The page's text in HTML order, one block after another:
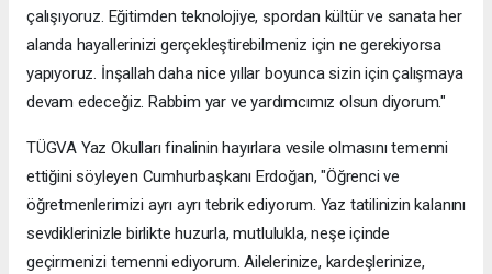
çalışıyoruz. Eğitimden teknolojiye, spordan kültür ve sanata her
alanda hayallerinizi gerçekleştirebilmeniz için ne gerekiyorsa
yapıyoruz. İnşallah daha nice yıllar boyunca sizin için çalışmaya
devam edeceğiz. Rabbim yar ve yardımcımız olsun diyorum."
TÜGVA Yaz Okulları finalinin hayırlara vesile olmasını temenni
ettiğini söyleyen Cumhurbaşkanı Erdoğan, "Öğrenci ve
öğretmenlerimizi ayrı ayrı tebrik ediyorum. Yaz tatilinizin kalanını
sevdiklerinizle birlikte huzurla, mutlulukla, neşe içinde
geçirmenizi temenni ediyorum. Ailelerinize, kardeşlerinize,